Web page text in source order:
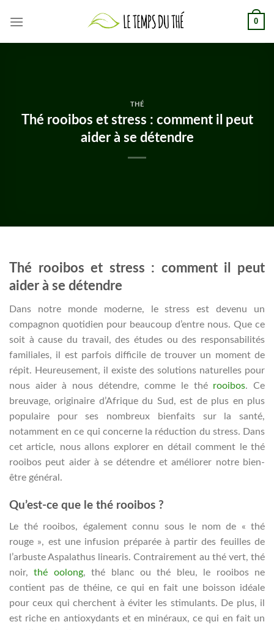
0
THÉ
Thé rooibos et stress : comment il peut
aider à se détendre
Thé rooibos et stress : comment il peut
aider à se détendre
Dans notre monde moderne, le stress est devenu un
compagnon quotidien pour beaucoup d’entre nous. Que ce
soit à cause du travail, des études ou des responsabilités
familiales, il est parfois difficile de trouver un moment de
répit. Heureusement, il existe des solutions naturelles pour
nous aider à nous détendre, comme le thé rooibos. Ce
breuvage, originaire d’Afrique du Sud, est de plus en plus
populaire pour ses nombreux bienfaits sur la santé,
notamment en ce qui concerne la réduction du stress. Dans
cet article, nous allons explorer en détail comment le thé
rooibos peut aider à se détendre et améliorer notre bien-
être général.
Qu’est-ce que le thé rooibos ?
Le thé rooibos, également connu sous le nom de « thé
rouge », est une infusion préparée à partir des feuilles de
l’arbuste Aspalathus linearis. Contrairement au thé vert, thé
noir,thé oolong, thé blanc ou thé bleu, le rooibos ne
contient pas de théine, ce qui en fait une boisson idéale
pour ceux qui cherchent à éviter les stimulants. De plus, il
est riche en antioxydants et en minéraux, ce qui en fait un